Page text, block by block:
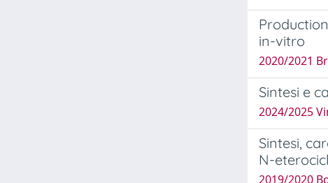
in-vitro
2020/2021
Sintesi e
2024/2025
Sintesi,
N-
2019/2020